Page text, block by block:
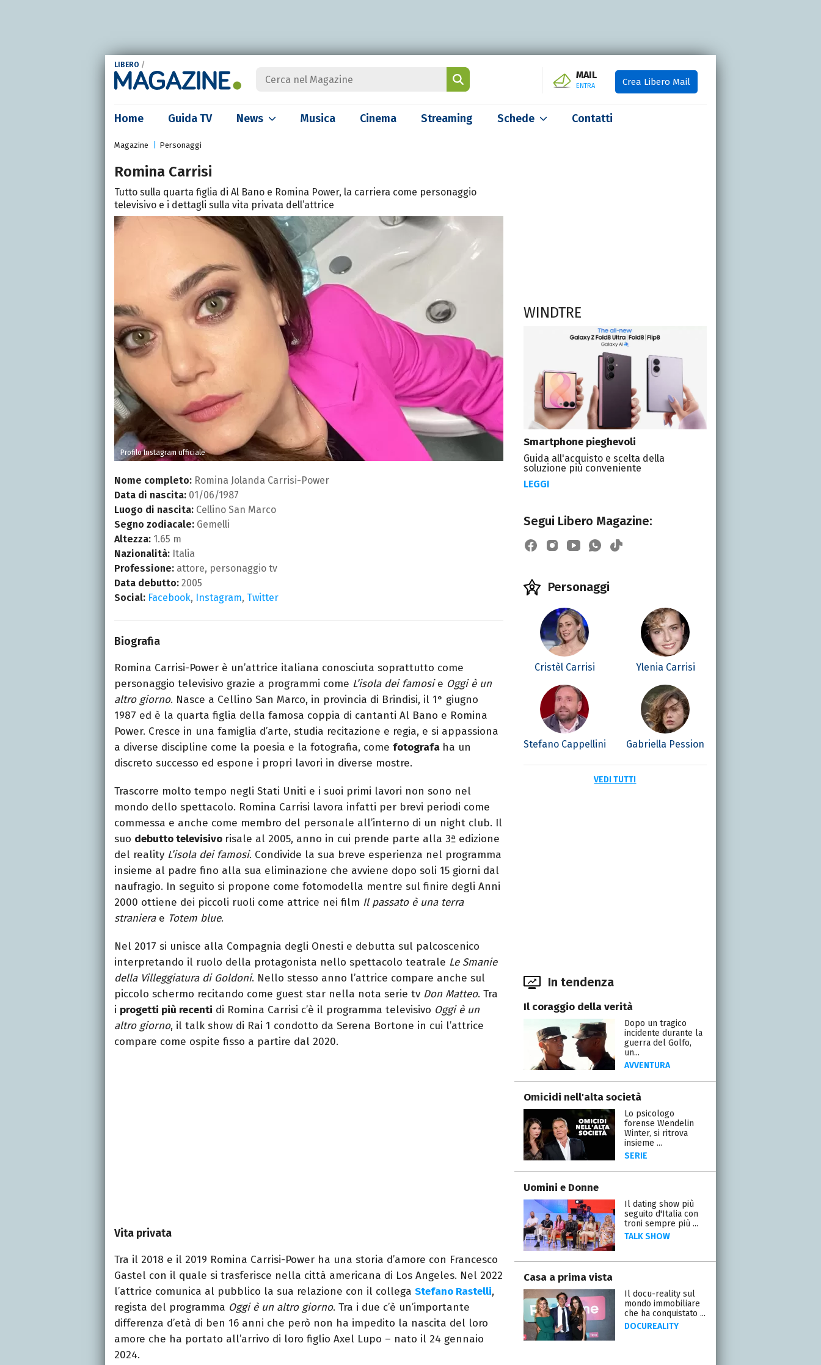
LIBERO /
MAIL
ENTRA Crea Libero Mail
Home Guida TV News Musica Cinema Streaming Schede Contatti
Magazine Personaggi
Romina Carrisi
Tutto sulla quarta figlia di Al Bano e Romina Power, la carriera come personaggio
televisivo e i dettagli sulla vita privata dell’attrice
Profilo Instagram ufficiale
Nome completo: Romina Jolanda Carrisi-Power
Data di nascita: 01/06/1987
Luogo di nascita: Cellino San Marco
Segno zodiacale: Gemelli
Altezza: 1.65 m
Nazionalità: Italia
Professione: attore, personaggio tv
Data debutto: 2005
Social: Facebook, Instagram, Twitter
Biografia
Romina Carrisi-Power è un’attrice italiana conosciuta soprattutto come
personaggio televisivo grazie a programmi come L’isola dei famosie Oggi è un
altro giorno. Nasce a Cellino San Marco, in provincia di Brindisi, il 1° giugno
1987 ed è la quarta figlia della famosa coppia di cantanti Al Bano e Romina
Power. Cresce in una famiglia d’arte, studia recitazione e regia, e si appassiona
a diverse discipline come la poesia e la fotografia, come fotografa ha un
discreto successo ed espone i propri lavori in diverse mostre.
Trascorre molto tempo negli Stati Uniti e i suoi primi lavori non sono nel
mondo dello spettacolo. Romina Carrisi lavora infatti per brevi periodi come
commessa e anche come membro del personale all’interno di un night club. Il
suo debutto televisivo risale al 2005, anno in cui prende parte alla 3ª edizione
del reality L’isola dei famosi. Condivide la sua breve esperienza nel programma
insieme al padre fino alla sua eliminazione che avviene dopo soli 15 giorni dal
naufragio. In seguito si propone come fotomodella mentre sul finire degli Anni
2000 ottiene dei piccoli ruoli come attrice nei film Il passato è una terra
straniera e Totem blue.
Nel 2017 si unisce alla Compagnia degli Onesti e debutta sul palcoscenico
interpretando il ruolo della protagonista nello spettacolo teatrale Le Smanie
della Villeggiatura di Goldoni. Nello stesso anno l’attrice compare anche sul
piccolo schermo recitando come guest star nella nota serie tv Don Matteo. Tra
i progetti più recenti di Romina Carrisi c’è il programma televisivo Oggi è un
altro giorno, il talk show di Rai 1 condotto da Serena Bortone in cui l’attrice
compare come ospite fisso a partire dal 2020.
Vita privata
Tra il 2018 e il 2019 Romina Carrisi-Power ha una storia d’amore con Francesco
Gastel con il quale si trasferisce nella città americana di Los Angeles. Nel 2022
l’attrice comunica al pubblico la sua relazione con il collega Stefano Rastelli,
regista del programma Oggi è un altro giorno. Tra i due c’è un’importante
differenza d’età di ben 16 anni che però non ha impedito la nascita del loro
amore che ha portato all’arrivo di loro figlio Axel Lupo – nato il 24 gennaio
2024.
WINDTRE
Smartphone pieghevoli
Guida all'acquisto e scelta della
soluzione più conveniente
LEGGI
Segui Libero Magazine:
Personaggi
Cristèl Carrisi Ylenia Carrisi
Stefano Cappellini Gabriella Pession
VEDI TUTTI
In tendenza
Il coraggio della verità
Dopo un tragico
incidente durante la
guerra del Golfo,
un...
AVVENTURA
Omicidi nell'alta società
Lo psicologo
forense Wendelin
Winter, si ritrova
insieme ...
SERIE
Uomini e Donne
Il dating show più
seguito d'Italia con
troni sempre più ...
TALK SHOW
Casa a prima vista
Il docu-reality sul
mondo immobiliare
che ha conquistato ...
DOCUREALITY